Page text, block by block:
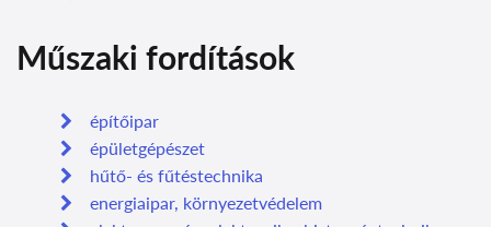
Műszaki fordítások
építőipar
épületgépészet
hűtő- és fűtéstechnika
energiaipar, környezetvédelem